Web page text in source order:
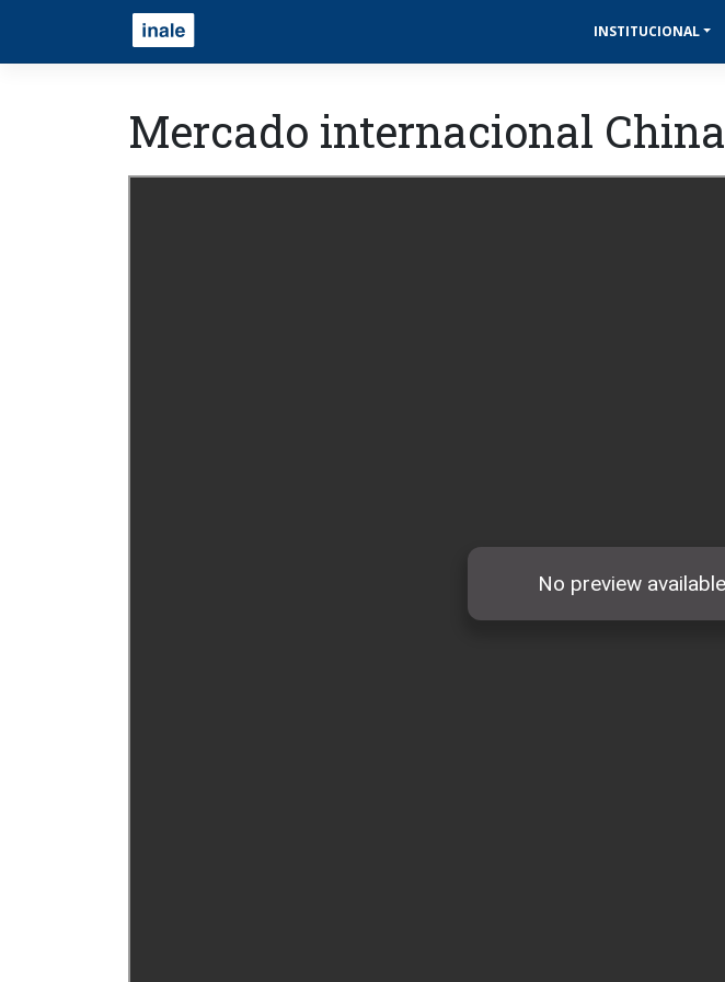
INSTITUCIONAL
Mercado internacional